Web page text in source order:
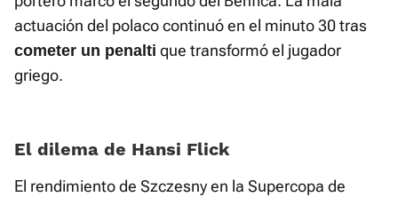
actuación del polaco continuó en el minuto 30 tras
cometer un penalti que transformó el jugador
griego.
El dilema de Hansi Flick
El rendimiento de Szczesny en la Supercopa de